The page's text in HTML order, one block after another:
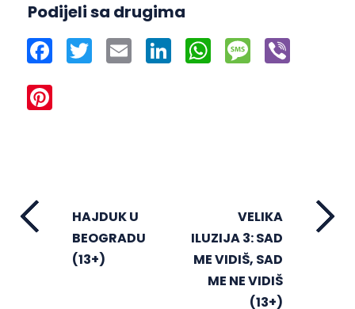
Podijeli sa drugima
Facebook
Twitter Email LinkedInWhatsApp
Message
HAJDUK U
BEOGRADU
(13+)
VELIKA
ILUZIJA 3: SAD
ME VIDIŠ, SAD
ME NE VIDIŠ
(13+)